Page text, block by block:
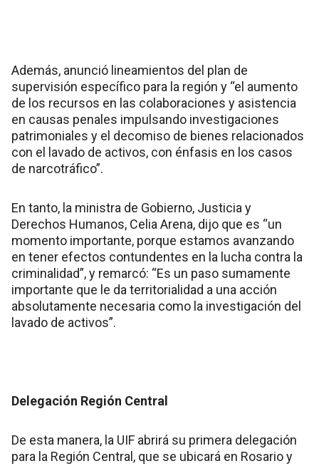
Además, anunció lineamientos del plan de
supervisión específico para la región y “el aumento
de los recursos en las colaboraciones y asistencia
en causas penales impulsando investigaciones
patrimoniales y el decomiso de bienes relacionados
con el lavado de activos, con énfasis en los casos
de narcotráfico”.
En tanto, la ministra de Gobierno, Justicia y
Derechos Humanos, Celia Arena, dijo que es “un
momento importante, porque estamos avanzando
en tener efectos contundentes en la lucha contra la
criminalidad”, y remarcó: “Es un paso sumamente
importante que le da territorialidad a una acción
absolutamente necesaria como la investigación del
lavado de activos”.
Delegación Región Central
De esta manera, la UIF abrirá su primera delegación
para la Región Central, que se ubicará en Rosario y